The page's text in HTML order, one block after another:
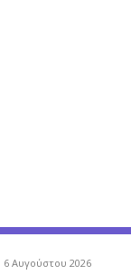
6 Αυγούστου 2026